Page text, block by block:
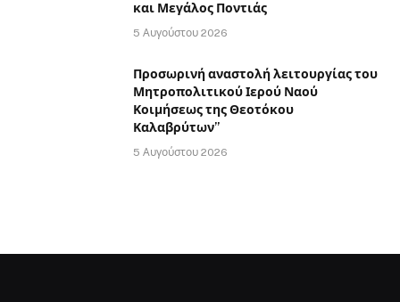
και Μεγάλος Ποντιάς
5 Αυγούστου 2026
Προσωρινή αναστολή λειτουργίας του
Μητροπολιτικού Ιερού Ναού
Κοιμήσεως της Θεοτόκου
Καλαβρύτων”
5 Αυγούστου 2026